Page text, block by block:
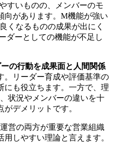
すいものの、メンバーのモ
向があります。M機能が強い
くなるものの成果が出にく
ダーとしての機能が不足し
の行動を成果面と人間関係
。リーダー育成や評価基準の
にも役立ちます。一方で、理
状況やメンバーの違いを十
デメリットです。
営の両方が重要な営業組織
しやすい理論と言えます。